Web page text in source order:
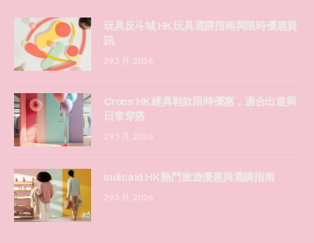
玩具反斗城 HK 玩具選購指南與限時優惠資
訊
29 5 月, 2026
Crocs HK 經典鞋款限時優惠，適合出遊與
日常穿搭
29 5 月, 2026
Indicaid HK 熱門旅遊優惠與選購指南
29 5 月, 2026